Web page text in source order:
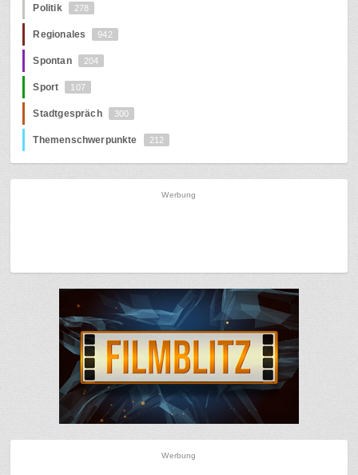
Politik 278
Regionales 942
Spontan 204
Sport 107
Stadtgespräch 300
Themenschwerpunkte 212
Werbung
Werbung